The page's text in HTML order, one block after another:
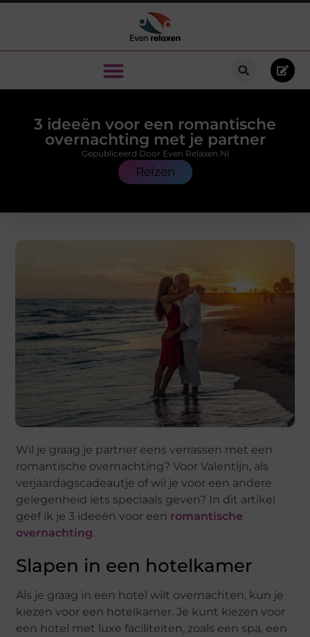
3 ideeën voor een romantische
overnachting met je partner
Reizen
Gepubliceerd Door Even Relaxen.nl
Wil je graag je partner eens verrassen met een
romantische overnachting? Voor Valentijn, als
verjaardagscadeautje of wil je voor een andere
gelegenheid iets speciaals geven? In dit artikel
geef ik je 3 ideeën voor een romantische
overnachting.
Slapen in een hotelkamer
Als je graag in een hotel wilt overnachten, kun je
kiezen voor een hotelkamer. Je kunt kiezen voor
een hotel met luxe faciliteiten, zoals een spa, een